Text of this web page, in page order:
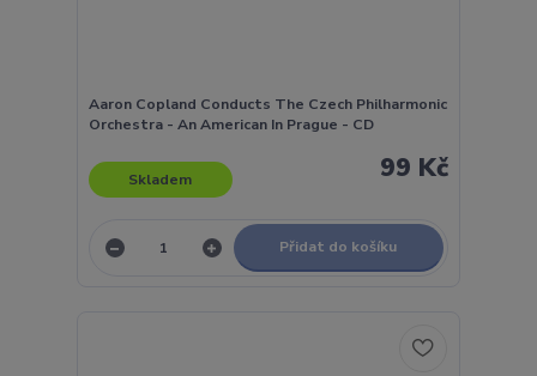
Aaron Copland Conducts The Czech Philharmonic
Orchestra - An American In Prague - CD
99 Kč
Skladem
Přidat do košíku